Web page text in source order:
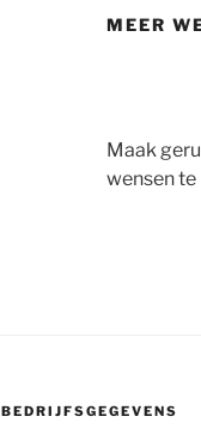
MEER
Maak
wensen
BEDRIJFSGEGEVENS